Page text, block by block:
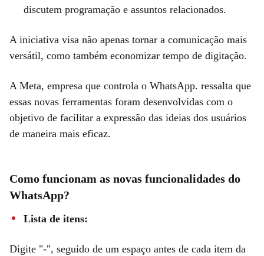
discutem programação e assuntos relacionados.
A iniciativa visa não apenas tornar a comunicação mais
versátil, como também economizar tempo de digitação.
A Meta, empresa que controla o WhatsApp. ressalta que
essas novas ferramentas foram desenvolvidas com o
objetivo de facilitar a expressão das ideias dos usuários
de maneira mais eficaz.
Como funcionam as novas funcionalidades do
WhatsApp?
Lista de itens:
Digite "-", seguido de um espaço antes de cada item da